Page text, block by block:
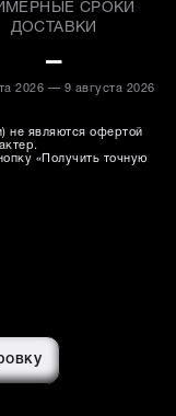
СРОКИ
ДОСТАВКИ
–
2026 — 9 августа 2026
не являются офертой
«Получить точную